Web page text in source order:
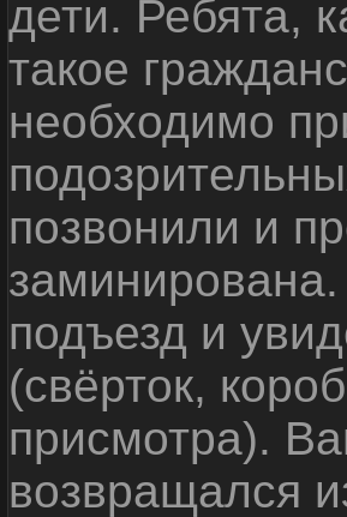
дети. Ребята,
такое
необходимо
позвонили и
подъезд и
(свёрток,
присмотра).
возвращался